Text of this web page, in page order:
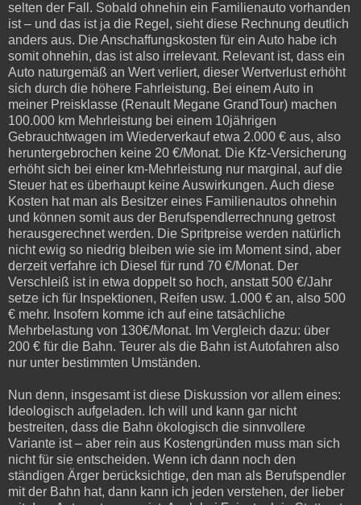
selten der Fall. Sobald ohnehin ein Familienauto vorhanden
ist – und das ist ja die Regel, sieht diese Rechnung deutlich
anders aus. Die Anschaffungskosten für ein Auto habe ich
somit ohnehin, das ist also irrelevant. Relevant ist, dass ein
Auto naturgemäß an Wert verliert, dieser Wertverlust erhöht
sich durch die höhere Fahrleistung. Bei einem Auto in
meiner Preisklasse (Renault Megane GrandTour) machen
100.000 km Mehrleistung bei einem 10jährigen
Gebrauchtwagen im Wiederverkauf etwa 2.000 € aus, also
heruntergebrochen keine 20 €/Monat. Die Kfz-Versicherung
erhöht sich bei einer km-Mehrleistung nur marginal, auf die
Steuer hat es überhaupt keine Auswirkungen. Auch diese
Kosten hat man als Besitzer eines Familienautos ohnehin
und können somit aus der Berufspendlerrechnung getrost
herausgerechnet werden. Die Spritpreise werden natürlich
nicht ewig so niedrig bleiben wie sie im Moment sind, aber
derzeit verfahre ich Diesel für rund 70 €/Monat. Der
Verschleiß ist in etwa doppelt so hoch, anstatt 500 €/Jahr
setze ich für Inspektionen, Reifen usw. 1.000 € an, also 500
€ mehr. Insofern komme ich auf eine tatsächliche
Mehrbelastung von 130€/Monat. Im Vergleich dazu: über
200 € für die Bahn. Teurer als die Bahn ist Autofahren also
nur unter bestimmten Umständen.
Nun denn, insgesamt ist diese Diskussion vor allem eines:
Ideologisch aufgeladen. Ich will und kann gar nicht
bestreiten, dass die Bahn ökologisch die sinnvollere
Variante ist – aber rein aus Kostengründen muss man sich
nicht für sie entscheiden. Wenn ich dann noch den
ständigen Ärger berücksichtige, den man als Berufspendler
mit der Bahn hat, dann kann ich jeden verstehen, der lieber